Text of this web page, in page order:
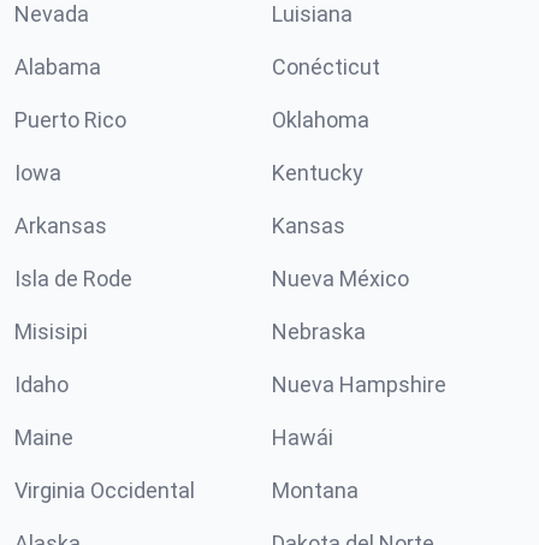
Nevada Luisiana
Alabama Conécticut
Puerto Rico Oklahoma
Iowa Kentucky
Arkansas Kansas
Isla de Rode Nueva México
Misisipi Nebraska
Idaho Nueva Hampshire
Maine Hawái
Virginia Occidental Montana